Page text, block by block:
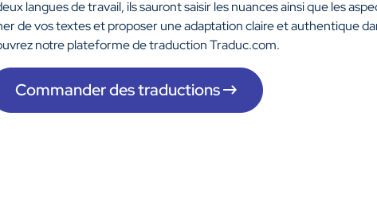
langues de travail, ils sauront saisir les nuances ainsi que les
de vos textes et proposer une adaptation claire et authentique
notre plateforme de traduction Traduc.com.
Commander des traductions